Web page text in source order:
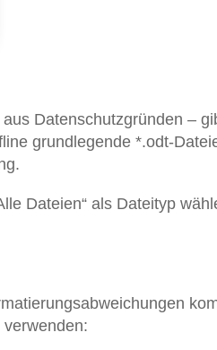
Datenschutzgründen –
grundlegende *.odt-
Dateien“ als Dateityp